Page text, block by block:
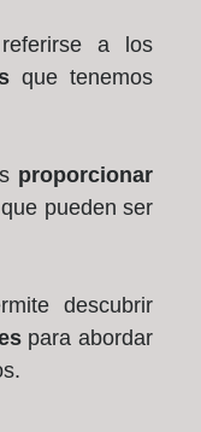
a los
que tenemos
proporcionar
que pueden ser
descubrir
para abordar